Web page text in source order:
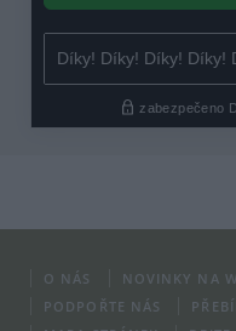
O NÁS NOVINKY NA
PODPOŘTE NÁS